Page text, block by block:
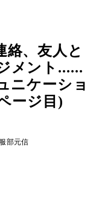
絡、友人と
メント......
ニケーショ
ージ目)
部元信